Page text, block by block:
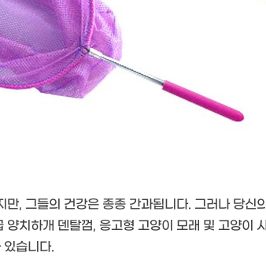
, 그들의 건강은 종종 간과됩니다. 그러나 당신
양치하개 덴탈껌, 응고형 고양이 모래 및 고양이
있습니다.